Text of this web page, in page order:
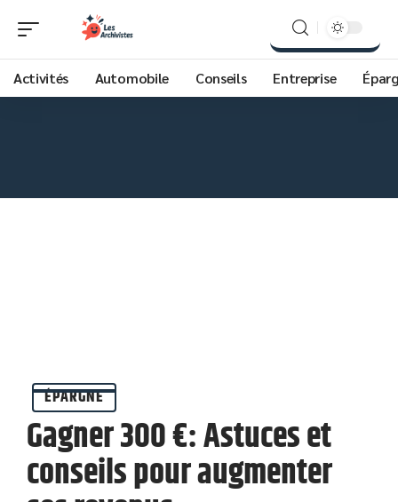
Activités Automobile Conseils Entreprise
ÉPARGNE
Gagner 300 €: Astuces et
conseils pour augmenter